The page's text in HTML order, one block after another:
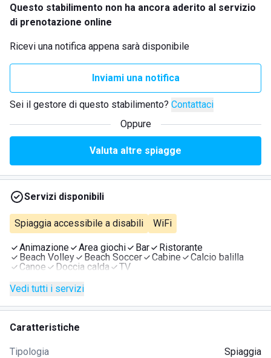
Questo stabilimento non ha ancora aderito al servizio
di prenotazione online
Ricevi una notifica appena sarà disponibile
Inviami una notifica
Sei il gestore di questo stabilimento? Contattaci
Oppure
Valuta altre spiagge
Servizi disponibili
Spiaggia accessibile a disabili WiFi
Animazione Area giochi Bar
Ristorante
Beach Volley
Beach Soccer Cabine
Calcio balilla
Canoe
Doccia calda
TV
Vedi tutti i servizi
Caratteristiche
Tipologia Spiaggia